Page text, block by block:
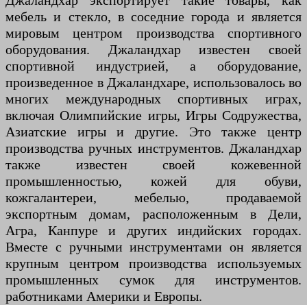
мебель и стекло, в соседние города и является
мировым центром производства спортивного
оборудования. Джаландхар известен своей
спортивной индустрией, а оборудование,
произведенное в Джаландхаре, использовалось во
многих международных спортивных играх,
включая Олимпийские игры, Игры Содружества,
Азиатские игры и другие. Это также центр
производства ручных инструментов. Джаландхар
также известен своей кожевенной
промышленностью, кожей для обуви,
кожгалантереи, мебелью, продаваемой
экспортным домам, расположенным в Дели,
Агра, Канпуре и других индийских городах.
Вместе с ручными инструментами он является
крупным центром производства используемых
промышленных сумок для инструментов.
работниками Америки и Европы.